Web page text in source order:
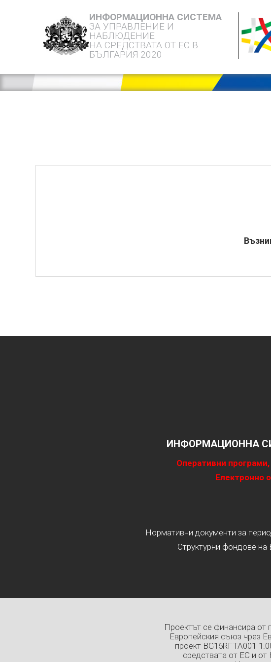
ИНФОРМАЦИОННА СИСТЕМА
ЗА УПРАВЛЕНИЕ И
НАБЛЮДЕНИЕ
НА СРЕДСТВАТА ОТ ЕС В
БЪЛГАРИЯ 2020
ИНФОРМАЦИОННА
Оперативни
Електронно
Нормативни документи за
Структурни фондове на
Проектът се финансира от
Европейския съюз чрез
проект BG16RFTA001-
средствата от ЕС и от